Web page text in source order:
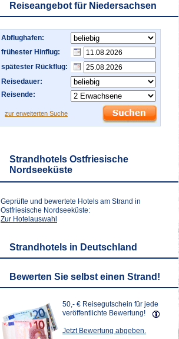
Reiseangebot für Niedersachsen
Abflughafen:
frühester Hinflug:
spätester Rückflug:
Reisedauer:
Reisende:
zur erweiterten Suche
Strandhotels Ostfriesische
Nordseeküste
Geprüfte und bewertete Hotels am Strand in
Ostfriesische Nordseeküste:
Zur Hotelauswahl
Strandhotels in Deutschland
Bewerten Sie selbst einen Strand!
50,- € Reisegutschein für jede
veröffentlichte Bewertung!
Jetzt Bewertung abgeben.